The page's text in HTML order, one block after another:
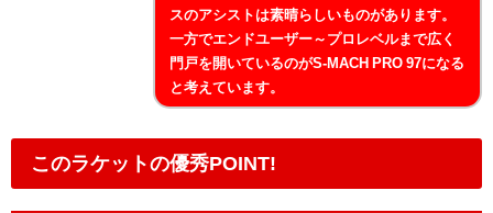
スのアシストは素晴らしいものがあります。
一方でエンドユーザー～プロレベルまで広く
門戸を開いているのがS-MACH PRO 97になる
と考えています。
このラケットの優秀POINT!